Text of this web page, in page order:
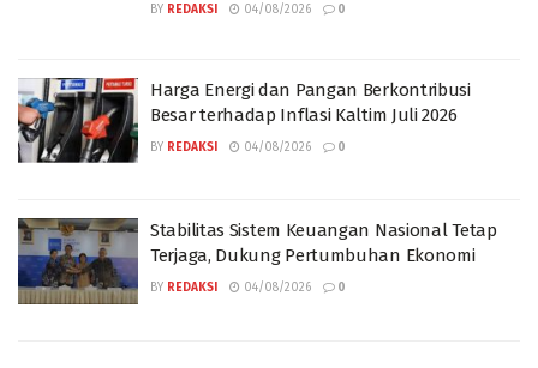
BY REDAKSI 04/08/2026 0
Harga Energi dan Pangan Berkontribusi
Besar terhadap Inflasi Kaltim Juli 2026
BY REDAKSI 04/08/2026 0
Stabilitas Sistem Keuangan Nasional Tetap
Terjaga, Dukung Pertumbuhan Ekonomi
BY REDAKSI 04/08/2026 0